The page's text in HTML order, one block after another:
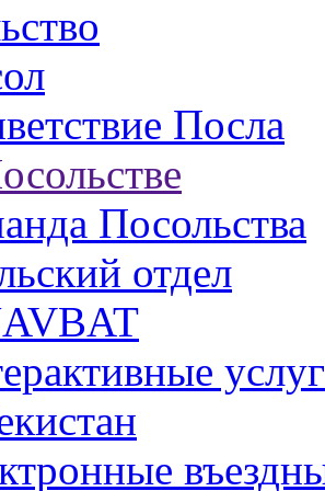
Посла
Посольства
отдел